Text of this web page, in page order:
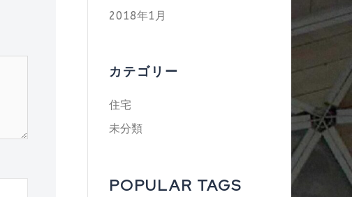
2018年1月
カテゴリー
住宅
未分類
POPULAR TAGS